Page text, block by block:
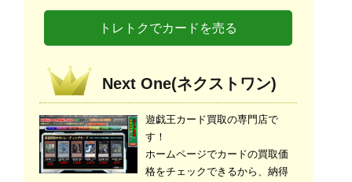
トレトクでカードを売る
Next One(ネクストワン)
遊戯王カード買取の専門店で
す！
ホームページでカードの買取価
格をチェックできるから、納得